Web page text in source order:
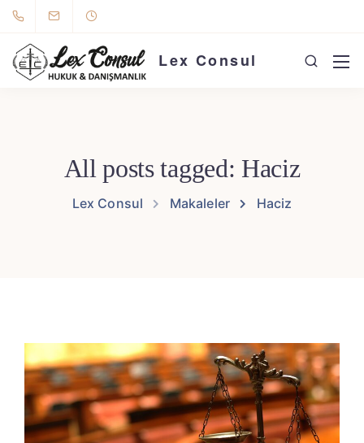
Lex Consul
All posts tagged: Haciz
Lex Consul Makaleler Haciz